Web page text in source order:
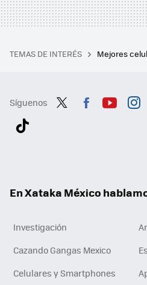
TEMAS DE INTERÉS Mejores
Síguenos
En Xataka México
Investigación
Cazando Gangas Mexico
Celulares y Smartphones